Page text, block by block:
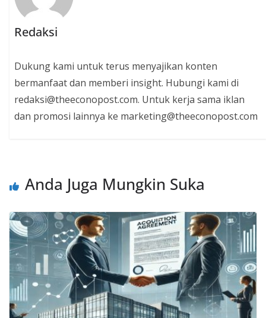
Redaksi
Dukung kami untuk terus menyajikan konten
bermanfaat dan memberi insight. Hubungi kami di
redaksi@theeconopost.com. Untuk kerja sama iklan
dan promosi lainnya ke marketing@theeconopost.com
Anda Juga Mungkin Suka